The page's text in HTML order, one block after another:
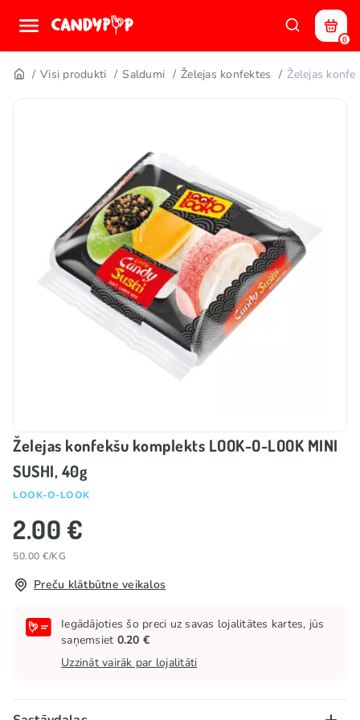
0
Visi produkti Saldumi Želejas konfektes Želejas
Želejas konfekšu komplekts LOOK-O-LOOK MINI
SUSHI, 40g
LOOK-O-LOOK
2.00 €
50.00 €/KG
Preču klātbūtne veikalos
Iegādājoties šo preci uz savas lojalitātes kartes, jūs
saņemsiet 0.20 €
Uzzināt vairāk par lojalitāti